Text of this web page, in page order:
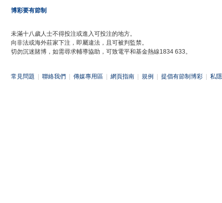
博彩要有節制
未滿十八歲人士不得投注或進入可投注的地方。
向非法或海外莊家下注，即屬違法，且可被判監禁。
切勿沉迷賭博，如需尋求輔導協助，可致電平和基金熱線1834 633。
常見問題 聯絡我們 傳媒專用區 網頁指南 規例 提倡有節制博彩 私